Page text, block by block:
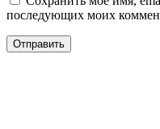
последующих моих